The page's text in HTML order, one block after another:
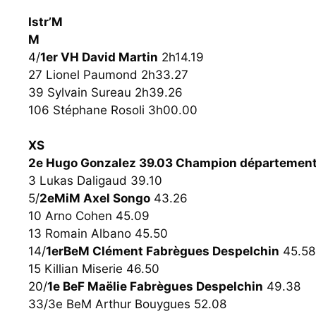
Istr’M
M
4/1er VH David Martin 2h14.19
27 Lionel Paumond 2h33.27
39 Sylvain Sureau 2h39.26
106 Stéphane Rosoli 3h00.00
XS
2e Hugo Gonzalez 39.03 Champion
3 Lukas Daligaud 39.10
5/2eMiM Axel Songo 43.26
10 Arno Cohen 45.09
13 Romain Albano 45.50
14/1erBeM Clément Fabrègues Despelchin 45.58
15 Killian Miserie 46.50
20/1e BeF Maëlie Fabrègues Despelchin 49.38
33/3e BeM Arthur Bouygues 52.08